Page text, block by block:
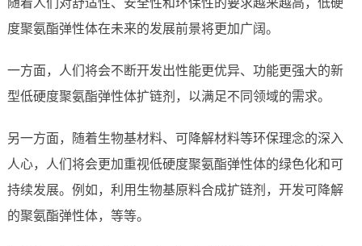
随着人们对舒适性、安全性和环保性的要求越来越高，低硬
度聚氨酯弹性体在未来的发展前景将更加广阔。
一方面，人们将会不断开发出性能更优异、功能更强大的新
型低硬度聚氨酯弹性体扩链剂，以满足不同领域的需求。
另一方面，随着生物基材料、可降解材料等环保理念的深入
人心，人们将会更加重视低硬度聚氨酯弹性体的绿色化和可
持续发展。例如，利用生物基原料合成扩链剂，开发可降解
的聚氨酯弹性体，等等。